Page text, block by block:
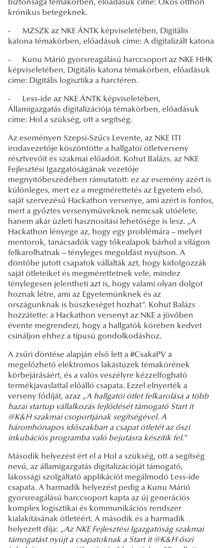
biztonsága témakörben, előadásuk címe: Okos otthon
krónikus betegeknek.
- MZSZK az NKE ÁNTK képviseletében, Digitális
katona témakörben, előadásuk címe: A digitalizált katona
- Kunu Márió gyorsreagálású harccsoport az NKE HHK
képviseletében, Digitális katona témakörben, előadásuk
címe: Digitális logisztika a harctéren.
- Less-ide az NKE ÁNTK képviseletében,
Államigazgatás digitalizációja témakörben, előadásuk
címe: Hol a szükség, ott a segítség.
Az eseményen Szepsi-Szűcs Levente, az NKE ITI
irodavezetője köszöntötte a hallgatói ötletverseny
résztvevőit és szakmai előadóit. Kohut Balázs, az NKE
Fejlesztési Igazgatóságának vezetője
megnyitóbeszédében rámutatott: ez az esemény azért is
különleges, mert ez a megmérettetés az Egyetem első,
saját szervezésű Hackathon versenye, ami azért is fontos,
mert a győztes versenyműveknek nemcsak utóélete,
hanem akár üzleti hasznosítási lehetősége is lesz. „A
Hackathon lényege az, hogy egy problémára – melyet
mentorok, tanácsadók vagy tőkealapok bárhol a világon
felkarolhatnak – tényleges megoldást nyújtson. A
döntőbe jutott csapatok vállalták azt, hogy kidolgozzák
saját ötleteiket és megmérettetnek vele, mindez
ténylegesen jelentheti azt is, hogy valami olyan dolgot
hoznak létre, ami az Egyetemünknek és az
országunknak is büszkeséget hozhat”. Kohut Balázs
hozzátette: a Hackathon versenyt az NKE a jövőben
évente megrendezi, hogy a hallgatók körében kedvet
csináljon ehhez a típusú gondolkodáshoz.
A zsűri döntése alapján első lett a #CsakaPV a
megelőzhető elektromos lakástüzek témakörének
körbejárásáért, és a valós veszélyre kézzelfogható
termékjavaslattal előálló csapata. Ezzel elnyerték a
verseny fődíját, azaz „A hallgatói ötlet felkarolása a több
hazai startup vállalkozás fejlődését támogató Start it
@K&H szakmai csoportjának segítségével. A
háromhónapos időszakban a csapat ötletét az őszi
inkubációs programba való bejutásra készítik fel.”
Második helyezést ért el a Hol a szükség, ott a segítség
nevű, az államigazgatás digitalizációját támogató,
lakossági szolgáltató applikációt megálmodó Less-ide
csapata. A harmadik helyezést pedig a Kunu Márió
gyorsreagálású harccsoport kapta az új generációs
komplex logisztikai és kommunikációs rendszer
kialakításának ötletéért. A második és a harmadik
helyezett díja: „Az NKE Fejlesztési Igazgatóság szakmai
támogatást nyújt a csapatoknak a Start it @K&H őszi